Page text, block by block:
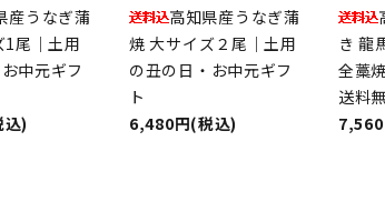
産うなぎ蒲
1尾｜土用
中元ギフ
)
高知県産うなぎ蒲
焼 大サイズ２尾｜土用
の丑の日・お中元ギフ
ト
6,480円(税込)
き 龍
全藁
送料